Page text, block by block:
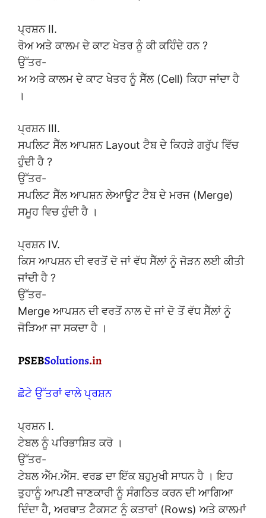
ਪ੍ਰਸ਼ਨ II.
ਰੋਅ ਅਤੇ ਕਾਲਮ ਦੇ ਕਾਟ ਖੇਤਰ ਨੂੰ ਕੀ ਕਹਿੰਦੇ ਹਨ ?
ਉੱਤਰ-
ਅ ਅਤੇ ਕਾਲਮ ਦੇ ਕਾਟ ਖੇਤਰ ਨੂੰ ਸੈੱਲ (Cell) ਕਿਹਾ ਜਾਂਦਾ ਹੈ
।
ਪ੍ਰਸ਼ਨ III.
ਸਪਲਿਟ ਸੈੱਲ ਆਪਸ਼ਨ Layout ਟੈਬ ਦੇ ਕਿਹੜੇ ਗਰੁੱਪ ਵਿੱਚ
ਹੁੰਦੀ ਹੈ ?
ਉੱਤਰ-
ਸਪਲਿਟ ਸੈੱਲ ਆਪਸ਼ਨ ਲੇਆਊਟ ਟੈਬ ਦੇ ਮਰਜ (Merge)
ਸਮੂਹ ਵਿਚ ਹੁੰਦੀ ਹੈ ।
ਪ੍ਰਸ਼ਨ IV.
ਕਿਸ ਆਪਸ਼ਨ ਦੀ ਵਰਤੋਂ ਦੋ ਜਾਂ ਵੱਧ ਸੈੱਲਾਂ ਨੂੰ ਜੋੜਨ ਲਈ ਕੀਤੀ
ਜਾਂਦੀ ਹੈ ?
ਉੱਤਰ-
Merge ਆਪਸ਼ਨ ਦੀ ਵਰਤੋਂ ਨਾਲ ਦੋ ਜਾਂ ਦੋ ਤੋਂ ਵੱਧ ਸੈੱਲਾਂ ਨੂੰ
ਜੋੜਿਆ ਜਾ ਸਕਦਾ ਹੈ ।
ਛੋਟੇ ਉੱਤਰਾਂ ਵਾਲੇ ਪ੍ਰਸ਼ਨ
ਪ੍ਰਸ਼ਨ I.
ਟੇਬਲ ਨੂੰ ਪਰਿਭਾਸ਼ਿਤ ਕਰੋ ।
ਉੱਤਰ-
ਟੇਬਲ ਐੱਮ.ਐੱਸ. ਵਰਡ ਦਾ ਇੱਕ ਬਹੁਮੁਖੀ ਸਾਧਨ ਹੈ । ਇਹ
ਤੁਹਾਨੂੰ ਆਪਣੀ ਜਾਣਕਾਰੀ ਨੂੰ ਸੰਗਠਿਤ ਕਰਨ ਦੀ ਆਗਿਆ
ਦਿੰਦਾ ਹੈ, ਅਰਥਾਤ ਟੈਕਸਟ ਨੂੰ ਕਤਾਰਾਂ (Rows) ਅਤੇ ਕਾਲਮਾਂ